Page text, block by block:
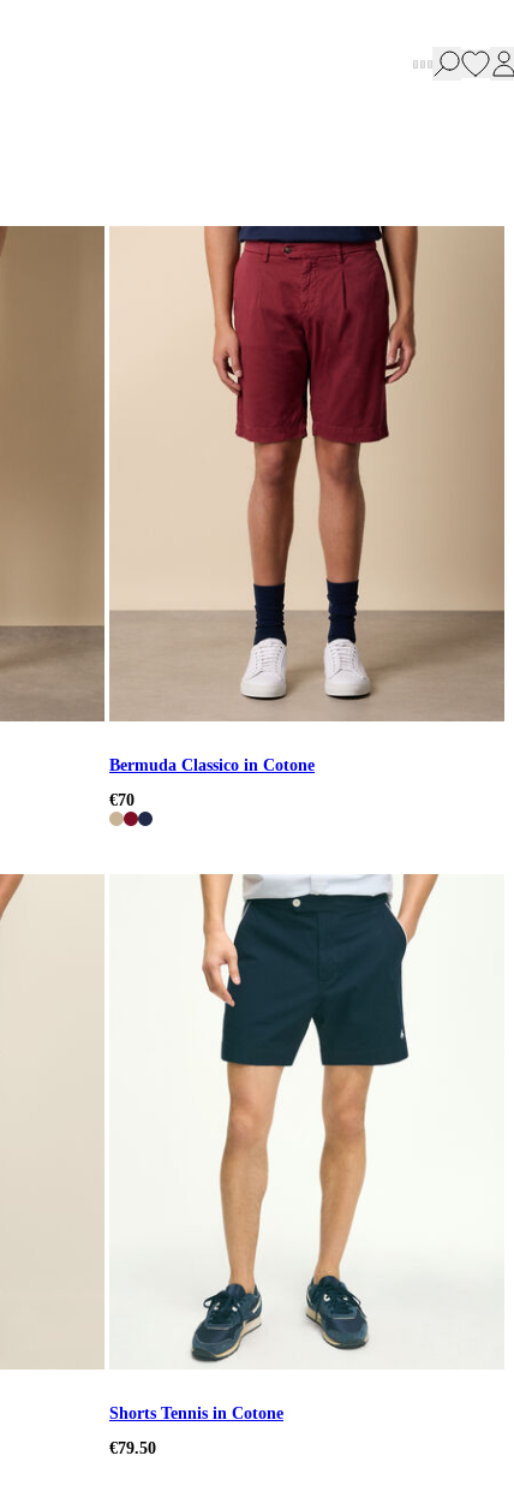
Bermuda Classico in Cotone
€70
Shorts Tennis in Cotone
€79.50